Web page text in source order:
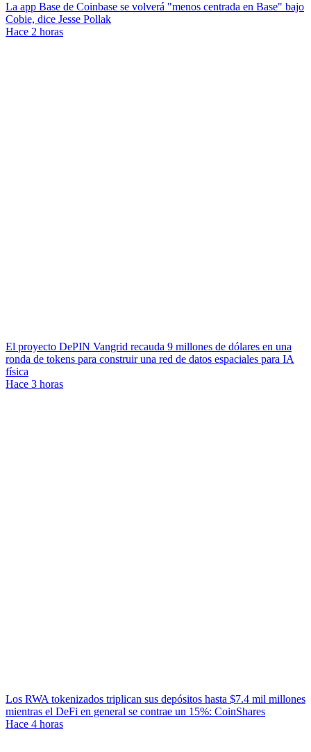
La app Base de Coinbase se volverá "menos centrada en Base" bajo
Cobie, dice Jesse Pollak
Hace 2 horas
El proyecto DePIN Vangrid recauda 9 millones de dólares en una
ronda de tokens para construir una red de datos espaciales para IA
física
Hace 3 horas
Los RWA tokenizados triplican sus depósitos hasta $7.4 mil millones
mientras el DeFi en general se contrae un 15%: CoinShares
Hace 4 horas